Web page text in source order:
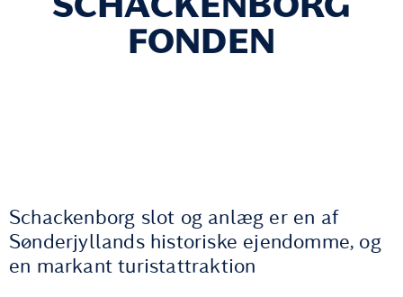
FONDEN
Schackenborg slot og anlæg er en af
Sønderjyllands historiske ejendomme, og
en markant turistattraktion